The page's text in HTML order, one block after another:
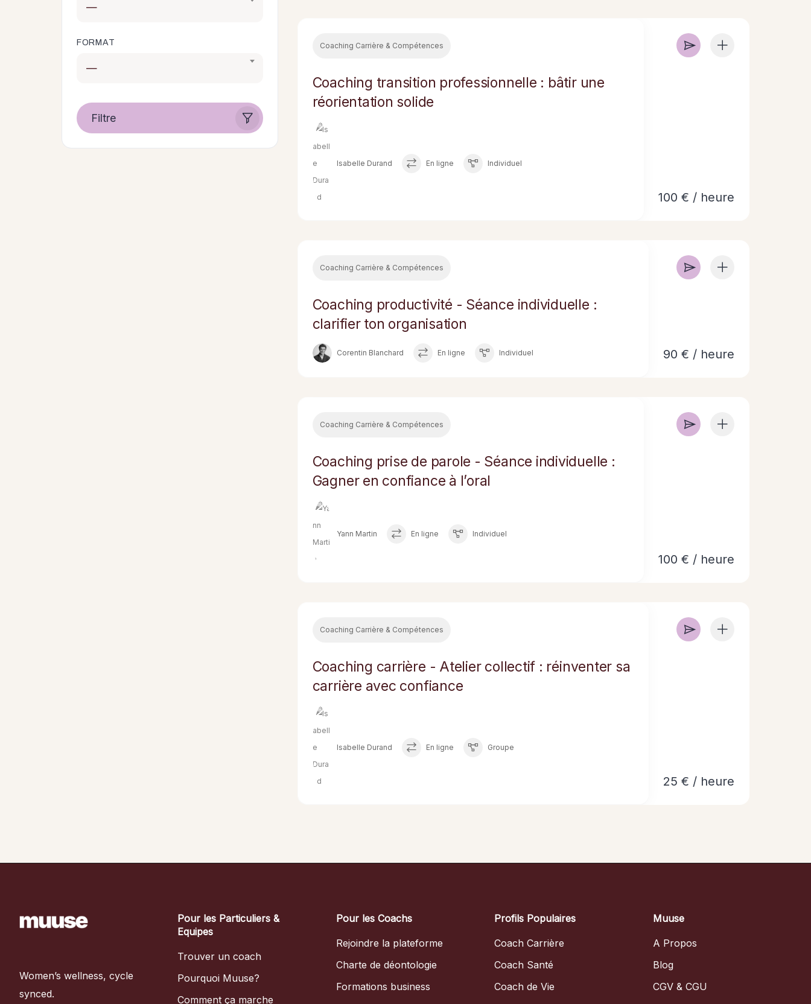
—
FORMAT
—
Filtre
Coaching Carrière & Compétences
Coaching transition professionnelle : bâtir une
réorientation solide
Isabelle Durand En ligne Individuel
100 € / heure
Coaching Carrière & Compétences
Coaching productivité - Séance individuelle :
clarifier ton organisation
Corentin Blanchard En ligne Individuel 90 € / heure
Coaching Carrière & Compétences
Coaching prise de parole - Séance individuelle :
Gagner en confiance à l’oral
Yann Martin En ligne Individuel
100 € / heure
Coaching Carrière & Compétences
Coaching carrière - Atelier collectif : réinventer sa
carrière avec confiance
Isabelle Durand En ligne Groupe
25 € / heure
Women’s wellness, cycle
synced.
Pour les Particuliers &
Equipes
Trouver un coach
Pourquoi Muuse?
Comment ça marche
Pour les Coachs
Rejoindre la plateforme
Charte de déontologie
Formations business
Profils Populaires
Coach Carrière
Coach Santé
Coach de Vie
Muuse
A Propos
Blog
CGV & CGU